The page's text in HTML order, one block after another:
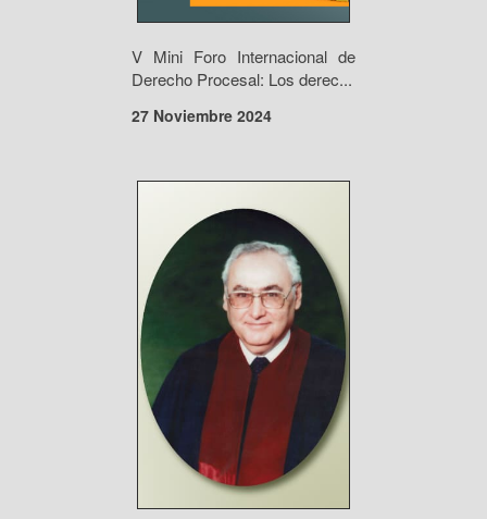
V Mini Foro Internacional de
Derecho Procesal: Los derec...
27 Noviembre 2024